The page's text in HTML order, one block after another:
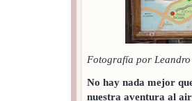
Fotografía por
No hay nada mejor
nuestra aventura al